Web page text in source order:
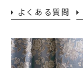
よくある質問